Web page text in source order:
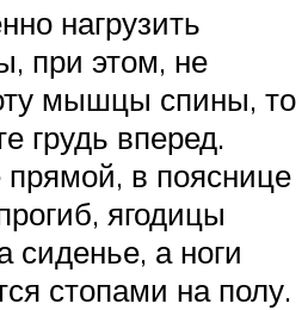
нагрузить
при этом, не
мышцы спины, то
грудь вперед.
в пояснице
ягодицы
сиденье, а ноги
стопами на полу.